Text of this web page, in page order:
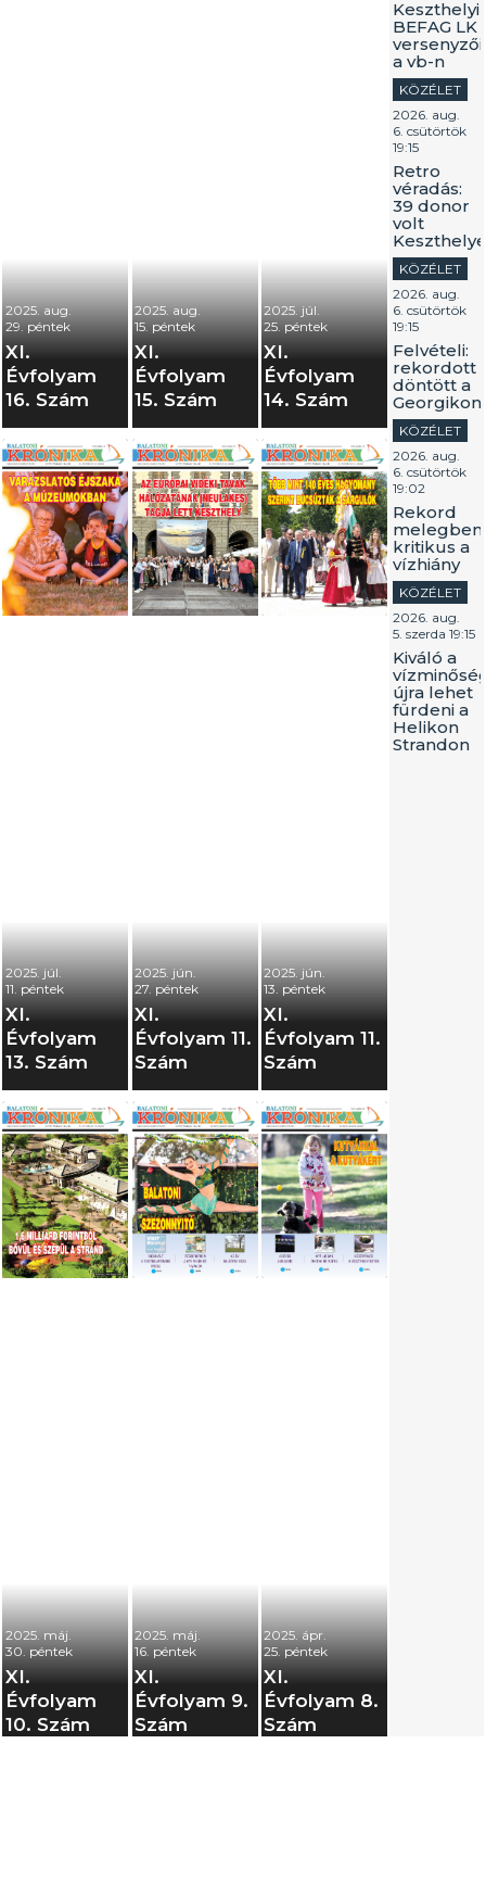
2025. aug.
29. péntek
XI.
Évfolyam
16. Szám
2025. aug.
15. péntek
XI.
Évfolyam
15. Szám
2025. júl.
25. péntek
XI.
Évfolyam
14. Szám
2025. júl.
11. péntek
XI.
Évfolyam
13. Szám
2025. jún.
27. péntek
XI.
Évfolyam 11.
Szám
2025. jún.
13. péntek
XI.
Évfolyam 11.
Szám
2025. máj.
30. péntek
XI.
Évfolyam
10. Szám
2025. máj.
16. péntek
XI.
Évfolyam 9.
Szám
2025. ápr.
25. péntek
XI.
Évfolyam 8.
Szám
Keszthelyi
BEFAG LK
versenyzői
a vb-n
KÖZÉLET
2026. aug.
6. csütörtök
19:15
Retro
véradás:
39 donor
volt
KÖZÉLET
2026. aug.
6. csütörtök
19:15
Felvételi:
rekordott
döntött a
Georgikon
KÖZÉLET
2026. aug.
6. csütörtök
19:02
Rekord
melegben
kritikus a
vízhiány
KÖZÉLET
2026. aug.
5. szerda 19:15
Kiváló a
újra lehet
fürdeni a
Helikon
Strandon